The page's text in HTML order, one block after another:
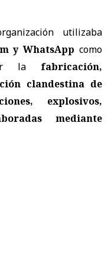
utilizaba
y WhatsApp como
la fabricación,
clandestina de
explosivos,
mediante